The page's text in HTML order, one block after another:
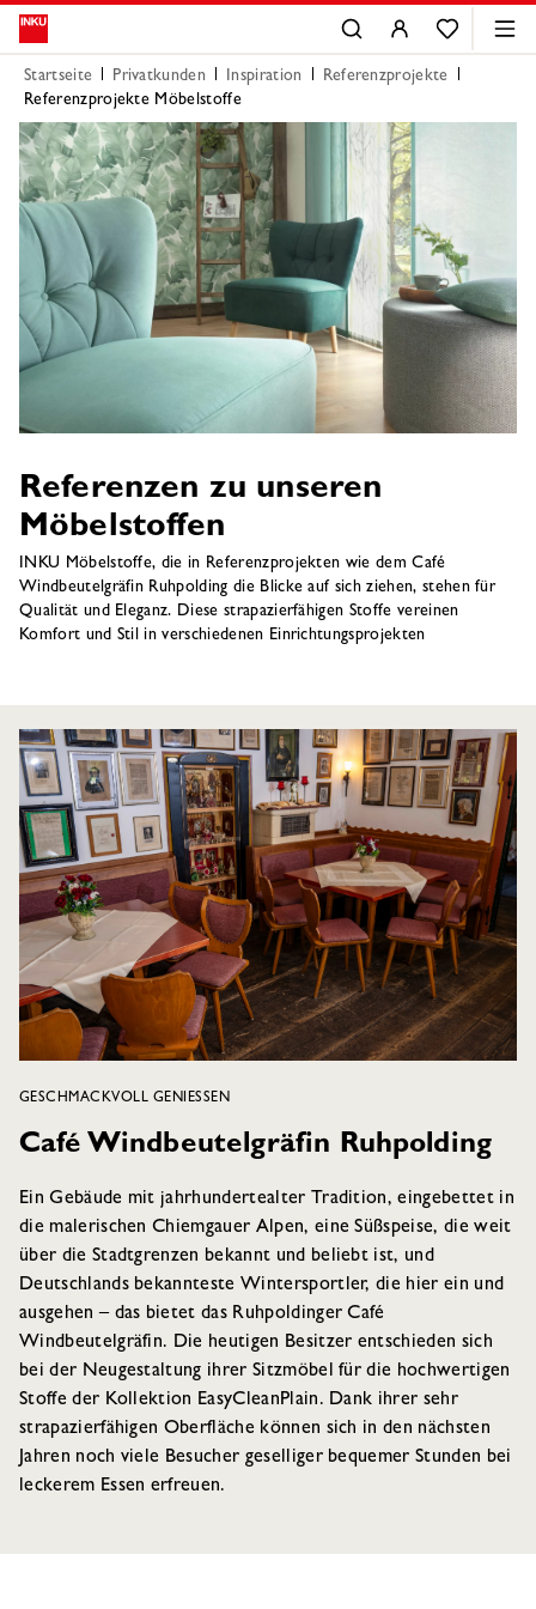
Startseite Privatkunden Inspiration
Referenzprojekte
Referenzprojekte Möbelstoffe
Referenzen zu unseren
Möbelstoffen
INKU Möbelstoffe, die in Referenzprojekten wie dem Café
Windbeutelgräfin Ruhpolding die Blicke auf sich ziehen, stehen für
Qualität und Eleganz. Diese strapazierfähigen Stoffe vereinen
Komfort und Stil in verschiedenen Einrichtungsprojekten
GESCHMACKVOLL GENIESSEN
Café Windbeutelgräfin Ruhpolding
Ein Gebäude mit jahrhundertealter Tradition, eingebettet in
die malerischen Chiemgauer Alpen, eine Süßspeise, die weit
über die Stadtgrenzen bekannt und beliebt ist, und
Deutschlands bekannteste Wintersportler, die hier ein und
ausgehen – das bietet das Ruhpoldinger Café
Windbeutelgräfin. Die heutigen Besitzer entschieden sich
bei der Neugestaltung ihrer Sitzmöbel für die hochwertigen
Stoffe der Kollektion EasyCleanPlain. Dank ihrer sehr
strapazierfähigen Oberfläche können sich in den nächsten
Jahren noch viele Besucher geselliger bequemer Stunden bei
leckerem Essen erfreuen.